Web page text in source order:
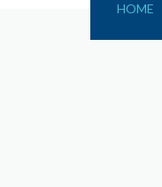
HOME